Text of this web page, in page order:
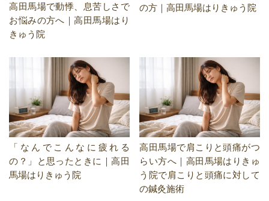
高田馬場で動悸、息苦しさで
お悩みの方へ｜高田馬場はり
きゅう院
の方｜高田馬場はりきゅう院
「なんでこんなに疲れる
の？」と思ったときに｜高田
馬場はりきゅう院
高田馬場で肩こりと頭痛がつ
らい方へ｜高田馬場はりきゅ
う院で肩こりと頭痛に対して
の鍼灸施術